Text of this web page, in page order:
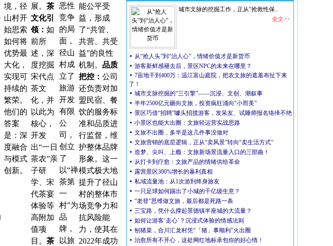
境，径
山村开
始思索
如何将
优势最
大化，
实现可
持续的
繁荣。
他们的
答案
是：深
度融合
与模式
创新。
展。 茶
文化引
领： 如
前所
述，深
度挖掘
宋代点
茶文
化，并
以此为
核心，
开发
出“一日
茶农”亲
子研
学、宋
代茶宴
体验等
高附加
值项
目。 茶
恶性
竞争
的局
面，
径山
村成
立了
旅游
开发
有限
公
司，
创立
了
以“禅
茶第
一
村”为
品
牌，
以旅
能公平受
益，形成
了“共管、
共营、共受
益”的良性
机制。 品质
把控： 公司
还负责对加
盟民宿、餐
饮的服务标
准和品质进
行监督，维
护整体品牌
形象。 这一
模式极大地
提升了径山
村的整体市
场竞争力和
抗风险能
力，使其在
2022年成功
城市文脉的挖掘工作，正从“抢救性保..
全文>>
从“抢人头”到“治人心”，情绪价值才是新货币
游客新鲜感褪去后，景区NPC的未来在哪里？
7亩地干到400万：温江富山庭院，把农文旅的遮羞布扯下来
了！
城市文脉挖掘的“三引擎”——沉浸、文创、潮叙事
半年2500亿元砸向文旅，投资疯狂涌向“小而美”
景区巧借“招聘”噱头招揽游客，发呆友、试睡师报名络绎不绝
小景区也能大出圈：文旅轻运营实战思路
文旅不出圈，多半是这几件事没做对
文旅营销的底层逻辑，正从“卖风景”转向“卖生活方式”
造梦、尖叫、上瘾：文旅新场景流量入口的三部曲！
从打卡到疗愈：文旅产品的情绪供给革命
露营景区300%增长的暴利真相
私域流量池：从1次游到终身旅友
一只足球如何踢出了小城的千亿级生意？
“老登”思维做文旅，最后都是死路一条
三宝路，凭什么撑起景德镇半座城的大流量？
如何让游客‘走心’？沉浸式体验的情感法则
刨猪菜，合川汇龙村凭“「猪」事顺利”火出圈
治愈所有不开心，这处网红地标承包你的好心情！